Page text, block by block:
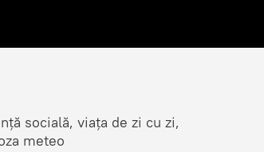
socială, viața de zi cu zi,
meteo